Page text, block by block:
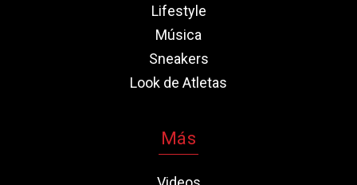
Lifestyle
Música
Sneakers
Look de Atletas
Más